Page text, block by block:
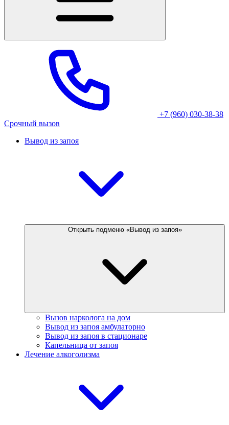
+7 (960) 030-38-38
Срочный вызов
Вывод из запоя
Открыть подменю «Вывод из запоя»
Вызов нарколога на дом
Вывод из запоя амбулаторно
Вывод из запоя в стационаре
Капельница от запоя
Лечение алкоголизма